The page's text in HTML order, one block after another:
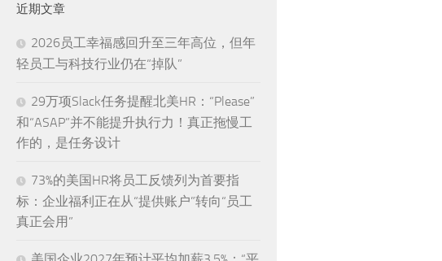
近期文章
2026员工幸福感回升至三年高位，但年
轻员工与科技行业仍在“掉队”
29万项Slack任务提醒北美HR：“Please”
和“ASAP”并不能提升执行力！真正拖慢工
作的，是任务设计
73%的美国HR将员工反馈列为首要指
标：企业福利正在从“提供账户”转向“员工
真正会用”